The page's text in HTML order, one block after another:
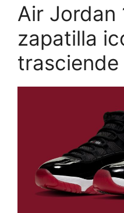
Air Jordan
zapatilla